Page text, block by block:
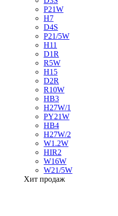
P21W
H7
D4S
P21/5W
H11
D1R
R5W
H15
D2R
R10W
HB3
H27W/1
PY21W
HB4
H27W/2
W1.2W
HIR2
W16W
W21/5W
Хит продаж